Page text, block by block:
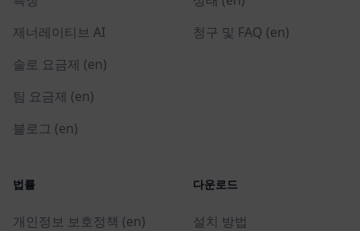
제너레이티브 AI
솔로 요금제 (en)
팀 요금제 (en)
블로그 (en)
청구 및 FAQ (en)
법률
개인정보 보호정책 (en)
다운로드
설치 방법